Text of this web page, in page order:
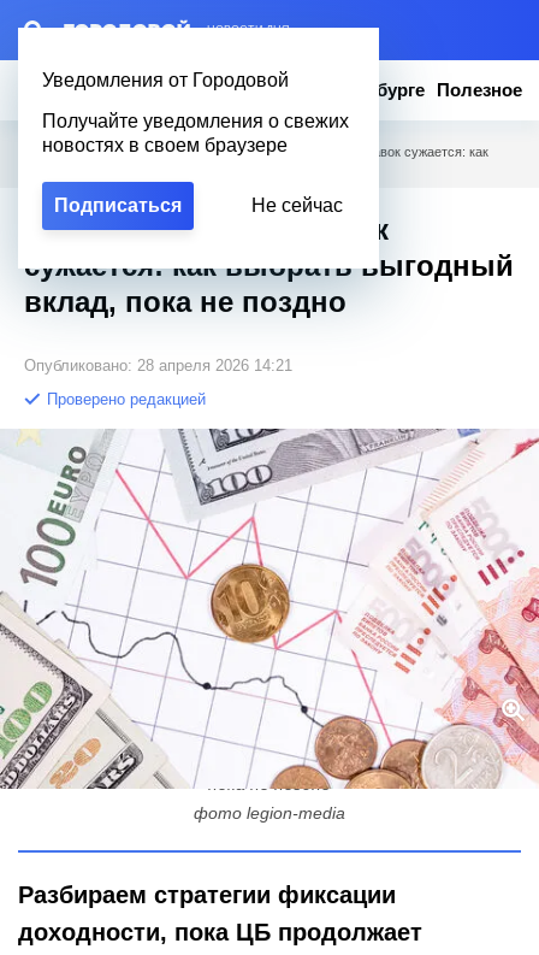
– НОВОСТИ ДНЯ
Уведомления от Городовой
Получайте уведомления о свежих
новостях в своем браузере
Подписаться Не сейчас
Новости Эксклюзив Вопросы о Петербурге Полезное
Городовой Новости Петербурга / Коридор высоких ставок сужается: как
Коридор высоких ставок
сужается: как выбрать выгодный
вклад, пока не поздно
Опубликовано: 28 апреля 2026 14:21
Проверено редакцией
Коридор высоких ставок сужается: как выбрать выгодный вклад,
пока не поздно
фото legion-media
Разбираем стратегии фиксации
доходности, пока ЦБ продолжает